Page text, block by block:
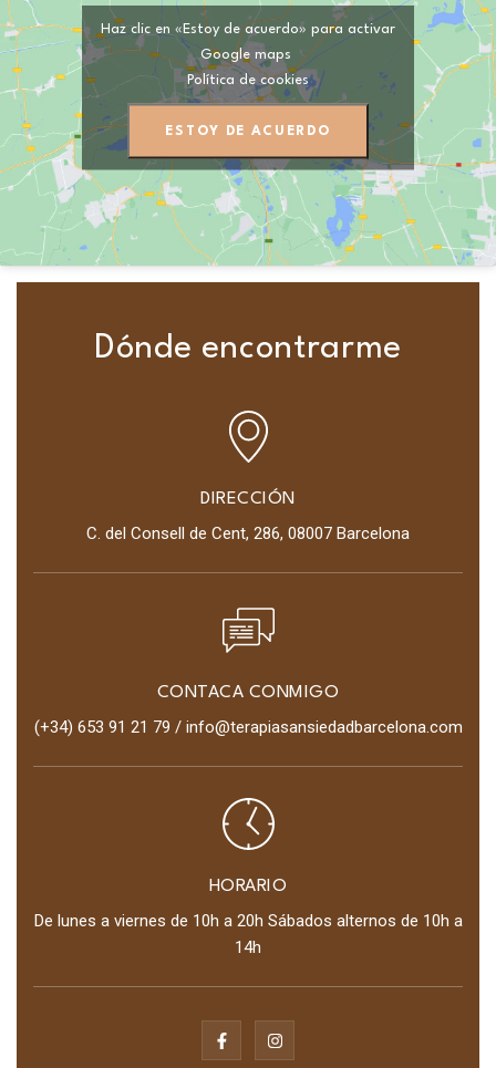
Haz clic en «Estoy de acuerdo» para activar
Google maps
Política de cookies
ESTOY DE ACUERDO
Dónde encontrarme
DIRECCIÓN
C. del Consell de Cent, 286, 08007 Barcelona
CONTACA CONMIGO
(+34) 653 91 21 79 / info@terapiasansiedadbarcelona.com
HORARIO
De lunes a viernes de 10h a 20h Sábados alternos de 10h a
14h